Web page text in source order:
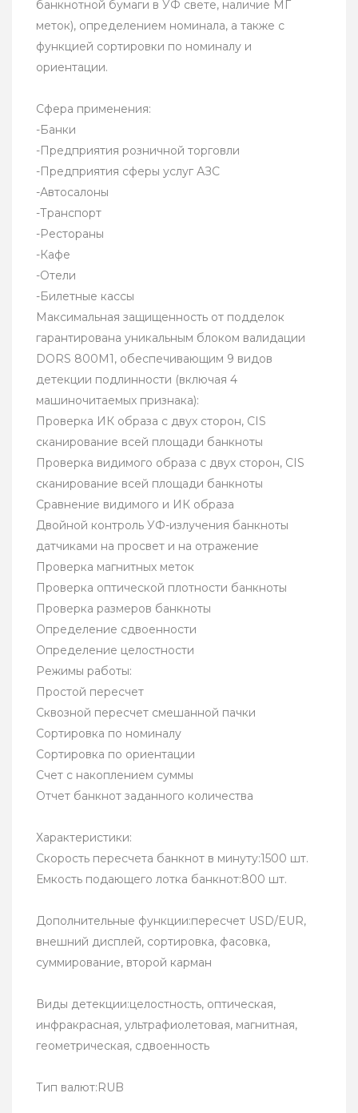
банкнотной бумаги в УФ свете, наличие МГ
меток), определением номинала, а также с
функцией сортировки по номиналу и
ориентации.
Сфера применения:
-Банки
-Предприятия розничной торговли
-Предприятия сферы услуг АЗС
-Автосалоны
-Транспорт
-Рестораны
-Кафе
-Отели
-Билетные кассы
Максимальная защищенность от подделок
гарантирована уникальным блоком валидации
DORS 800M1, обеспечивающим 9 видов
детекции подлинности (включая 4
машиночитаемых признака):
Проверка ИК образа с двух сторон, CIS
сканирование всей площади банкноты
Проверка видимого образа с двух сторон, CIS
сканирование всей площади банкноты
Сравнение видимого и ИК образа
Двойной контроль УФ-излучения банкноты
датчиками на просвет и на отражение
Проверка магнитных меток
Проверка оптической плотности банкноты
Проверка размеров банкноты
Определение сдвоенности
Определение целостности
Режимы работы:
Простой пересчет
Сквозной пересчет смешанной пачки
Сортировка по номиналу
Сортировка по ориентации
Счет с накоплением суммы
Отчет банкнот заданного количества
Характеристики:
Скорость пересчета банкнот в минуту:1500 шт.
Емкость подающего лотка банкнот:800 шт.
Дополнительные функции:пересчет USD/EUR,
внешний дисплей, сортировка, фасовка,
суммирование, второй карман
Виды детекции:целостность, оптическая,
инфракрасная, ультрафиолетовая, магнитная,
геометрическая, сдвоенность
Тип валют:RUB